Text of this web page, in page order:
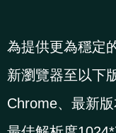
為提供更為穩定
新瀏覽器至以下
Chrome、最新